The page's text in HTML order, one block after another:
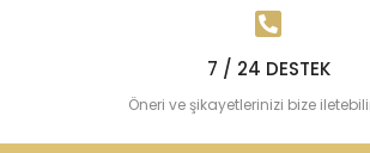
7 / 24 DESTEK
Öneri ve şikayetlerinizi bize